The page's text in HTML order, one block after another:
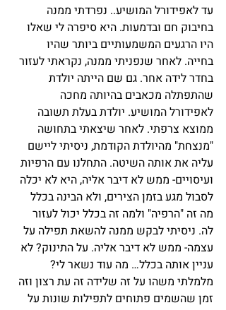
עד לאפידורל המושיע.. נפרדתי ממנה
בחיבוק חם ובדמעות. היא סיפרה לי שאלו
היו הרגעים המשמעותיים ביותר שהיו
בחייה. לאחר שנפניתי ממנה, נקראתי לעזור
בחדר לידה אחר. גם שם הייתה יולדת
שהתפתלה מכאבים בהיותה מחכה
לאפידורל המושיע. יולדת בעלת תשובה
ממוצא צרפתי. לאחר שיצאתי בתחושה
"מנצחת" מהיולדת הקודמת, ניסיתי ליישם
עליה את אותה השיטה. התחלנו עם הרפיות
ועיסויים- ממש לא דיבר אליה, היא לא יכלה
לסבול מגע בזמן הצירים, ולא הבינה בכלל
מה זה "הרפיה" ולמה זה בכלל יכול לעזור
לה. ניסיתי לבקש ממנה להשאת תפילה על
עצמה- ממש לא דיבר אליה. על התינוק? לא
עניין אותה בכלל… מה עוד נשאר לי?
מלמלתי משהו על זה שלידה זה עת רצון וזה
זמן שהשמים פתוחים לתפילות שונות על